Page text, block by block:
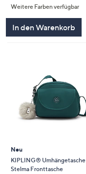
Weitere Farben verfügbar
In den Warenkorb
Neu
KIPLING® Umhängetasche
Stelma Fronttasche